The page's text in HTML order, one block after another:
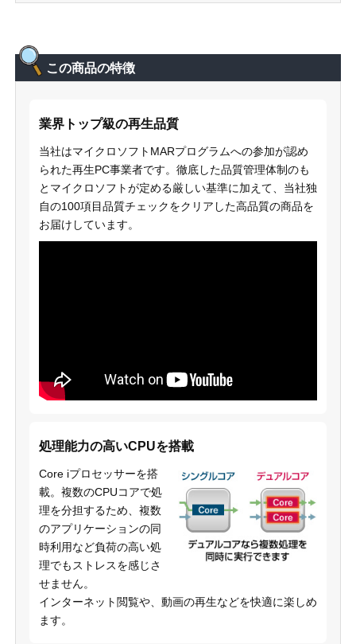
この商品の特徴
業界トップ級の再生品質
当社はマイクロソフトMARプログラムへの参加が認め
られた再生PC事業者です。徹底した品質管理体制のも
とマイクロソフトが定める厳しい基準に加えて、当社独
自の100項目品質チェックをクリアした高品質の商品を
お届けしています。
処理能力の高いCPUを搭載
Core iプロセッサーを搭
載。複数のCPUコアで処
理を分担するため、複数
のアプリケーションの同
時利用など負荷の高い処
理でもストレスを感じさ
せません。
インターネット閲覧や、動画の再生などを快適に楽しめ
ます。